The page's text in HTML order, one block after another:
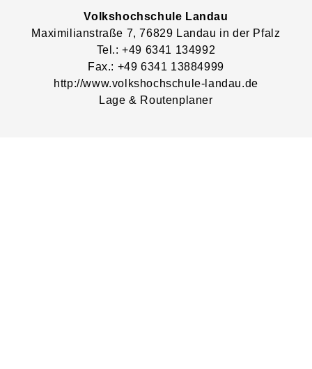
Volkshochschule Landau
Maximilianstraße 7, 76829 Landau in der Pfalz
Tel.: +49 6341 134992
Fax.: +49 6341 13884999
http://www.volkshochschule-landau.de
Lage & Routenplaner